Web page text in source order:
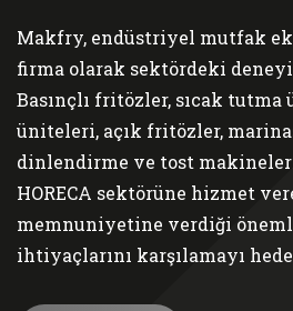
Makfry, endüstriyel mutfak
firma olarak sektördeki
Basınçlı fritözler, sıcak
üniteleri, açık fritözler,
dinlendirme ve tost
HORECA sektörüne hizmet
memnuniyetine verdiği
ihtiyaçlarını karşılamayı